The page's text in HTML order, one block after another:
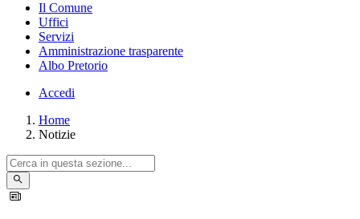
Il Comune
Uffici
Servizi
Amministrazione trasparente
Albo Pretorio
Accedi
Home
Notizie